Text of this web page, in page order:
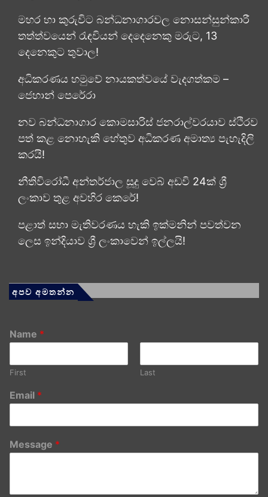
මහර හා කුරුවිට බන්ධනාගාරවල නොසන්සුන්කාරී
තත්ත්වයෙන් රැඳවියන් දෙදෙනෙකු මරුට, 13
දෙනෙකුට තුවාල!
අධිකරණය හමුවේ නායකත්වයේ වැදගත්කම –
ජෙහාන් පෙරේරා
නව බන්ධනාගාර කොමසාරිස් ජනරාල්වරයාව ස්ථිරව
පත් කළ නොහැකි හේතුව අධිකරණ අමාත්‍ය පැහැදිලි
කරයි!
නීතිවිරෝධී අන්තර්ජාල සූදු වෙබ් අඩවි 24ක් ශ්‍රී
ලංකාව තුළ අවහිර කෙරේ!
පළාත් සභා මැතිවරණය හැකි ඉක්මනින් පවත්වන
ලෙස ඉන්දියාව ශ්‍රී ලංකාවෙන් ඉල්ලයි!
අපව අමතන්න
Name *
First Last
Email *
Message *